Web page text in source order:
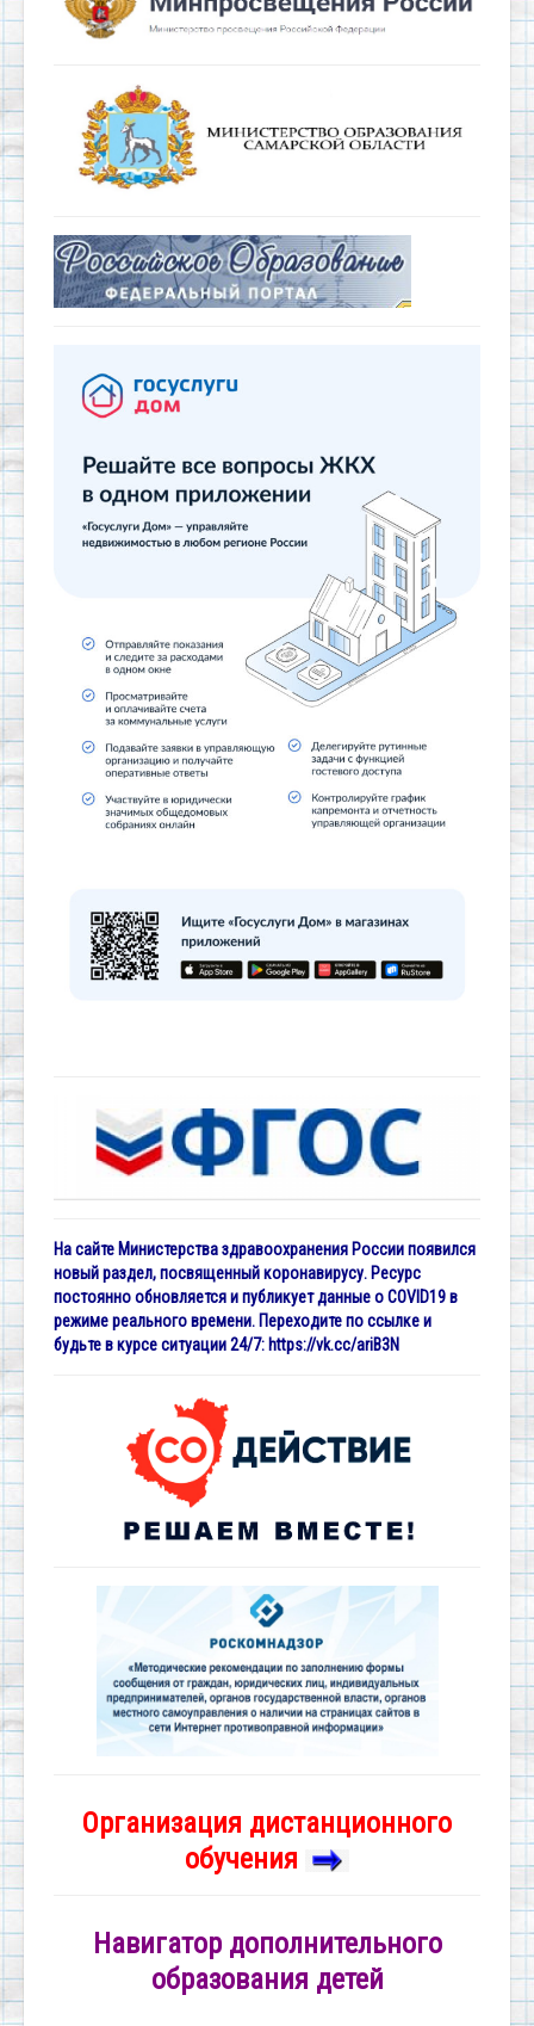
На сайте Министерства здравоохранения России появился
новый раздел, посвященный коронавирусу. Ресурс
постоянно обновляется и публикует данные о COVID19 в
режиме реального времени. Переходите по ссылке и
будьте в курсе ситуации 24/7: https://vk.cc/ariB3N
Организация дистанционного
обучения
Навигатор дополнительного
образования детей